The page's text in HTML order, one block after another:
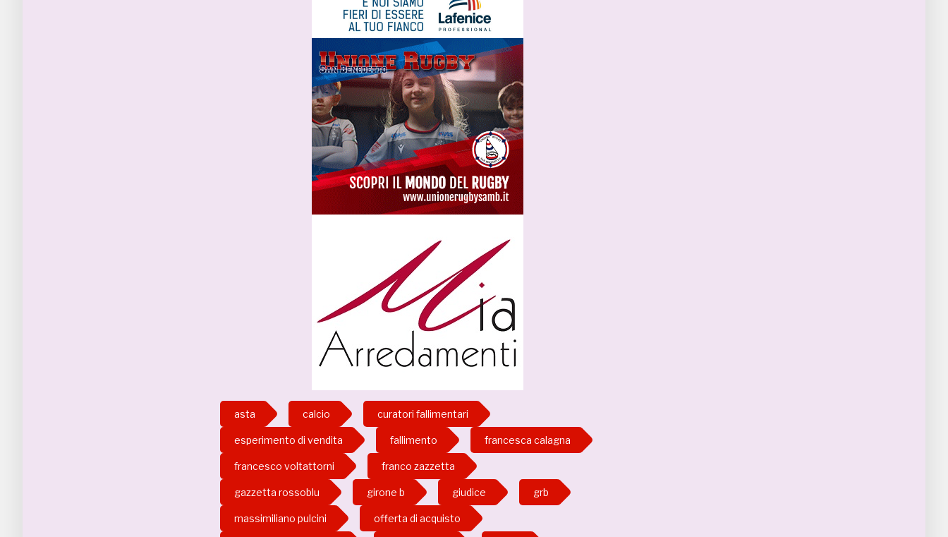
asta calcio curatori fallimentari
esperimento di vendita fallimento francesca calagna
francesco voltattorni franco zazzetta
gazzetta rossoblu girone b giudice grb
massimiliano pulcini offerta di acquisto